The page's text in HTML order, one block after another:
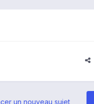
un nouveau sujet